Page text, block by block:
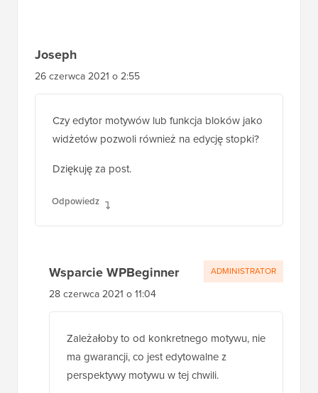
Joseph
26 czerwca 2021 o 2:55
Czy edytor motywów lub funkcja bloków jako
widżetów pozwoli również na edycję stopki?
Dziękuję za post.
Odpowiedz
Wsparcie WPBeginner
28 czerwca 2021 o 11:04
Zależałoby to od konkretnego motywu, nie
ma gwarancji, co jest edytowalne z
perspektywy motywu w tej chwili.
ADMINISTRATOR